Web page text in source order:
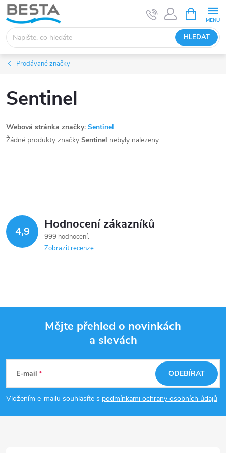
Přejít
na
obsah
HLEDAT
NÁKUPNÍ
KOŠÍK
Prodávané značky
Sentinel
Webová stránka značky: Sentinel
Žádné produkty značky Sentinel nebyly nalezeny...
4,9 Hodnocení zákazníků
999 hodnocení
Zobrazit recenze
p
a
Mějte přehled o novinkách
a slevách
E-mail
Vložením e-mailu souhlasíte s podmínkami ochrany osobních údajů
ODEBÍRAT